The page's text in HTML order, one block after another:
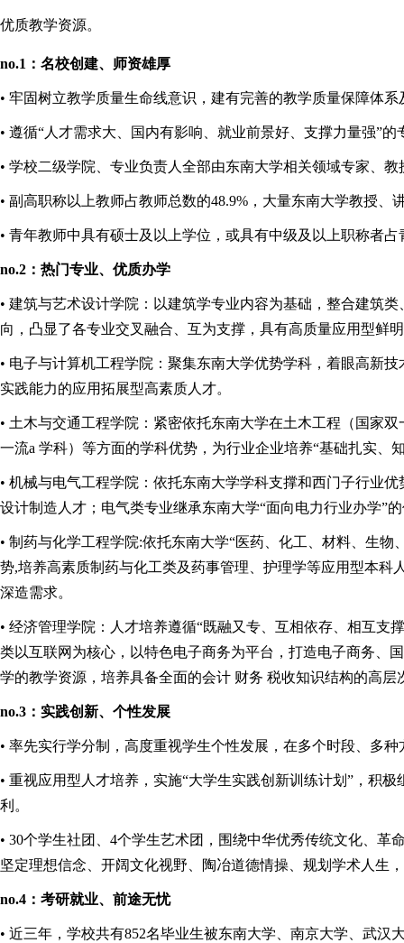
优质教学资源。
no.1：名校创建、师资雄厚
• 牢固树立教学质量生命线意识，建有完善的教学质量保障体
• 遵循“人才需求大、国内有影响、就业前景好、支撑力量强”
• 学校二级学院、专业负责人全部由东南大学相关领域专家、教
• 副高职称以上教师占教师总数的48.9%，大量东南大学教授、
• 青年教师中具有硕士及以上学位，或具有中级及以上职称者
no.2：热门专业、优质办学
• 建筑与艺术设计学院：以建筑学专业内容为基础，整合建筑
向，凸显了各专业交叉融合、互为支撑，具有高质量应用型鲜
• 电子与计算机工程学院：聚集东南大学优势学科，着眼高新
实践能力的应用拓展型高素质人才。
• 土木与交通工程学院：紧密依托东南大学在土木工程（国家
一流a 学科）等方面的学科优势，为行业企业培养“基础扎实、
• 机械与电气工程学院：依托东南大学学科支撑和西门子行业
设计制造人才；电气类专业继承东南大学“面向电力行业办学”
• 制药与化学工程学院:依托东南大学“医药、化工、材料、生
势,培养高素质制药与化工类及药事管理、护理学等应用型本
深造需求。
• 经济管理学院：人才培养遵循“既融又专、互相依存、相互
类以互联网为核心，以特色电子商务为平台，打造电子商务、
学的教学资源，培养具备全面的会计 财务 税收知识结构的高层
no.3：实践创新、个性发展
• 率先实行学分制，高度重视学生个性发展，在多个时段、多
• 重视应用型人才培养，实施“大学生实践创新训练计划”，积
利。
• 30个学生社团、4个学生艺术团，围绕中华优秀传统文化、
坚定理想信念、开阔文化视野、陶冶道德情操、规划学术人生
no.4：考研就业、前途无忧
• 近三年，学校共有852名毕业生被东南大学、南京大学、武